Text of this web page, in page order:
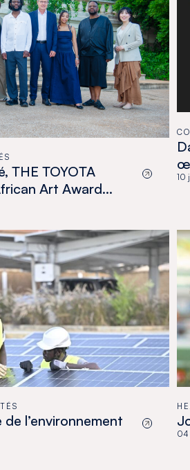
THE TOYOTA
Art Award
génération
10
l’environnement
04